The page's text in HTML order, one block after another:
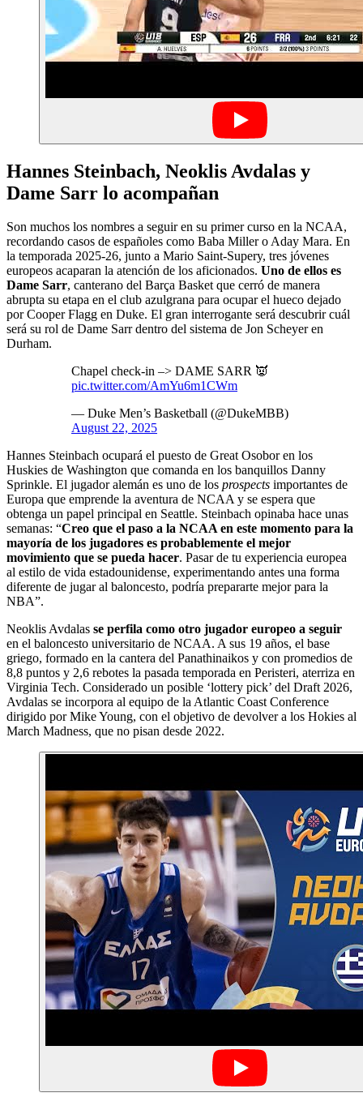
Hannes Steinbach, Neoklis Avdalas y
Dame Sarr lo acompañan
Son muchos los nombres a seguir en su primer curso en la NCAA,
recordando casos de españoles como Baba Miller o Aday Mara. En
la temporada 2025-26, junto a Mario Saint-Supery, tres jóvenes
europeos acaparan la atención de los aficionados. Uno de ellos es
Dame Sarr, canterano del Barça Basket que cerró de manera
abrupta su etapa en el club azulgrana para ocupar el hueco dejado
por Cooper Flagg en Duke. El gran interrogante será descubrir cuál
será su rol de Dame Sarr dentro del sistema de Jon Scheyer en
Durham.
Chapel check-in –> DAME SARR 👿
pic.twitter.com/AmYu6m1CWm
— Duke Men’s Basketball (@DukeMBB)
August 22, 2025
Hannes Steinbach ocupará el puesto de Great Osobor en los
Huskies de Washington que comanda en los banquillos Danny
Sprinkle. El jugador alemán es uno de los prospects importantes de
Europa que emprende la aventura de NCAA y se espera que
obtenga un papel principal en Seattle. Steinbach opinaba hace unas
semanas: “Creo que el paso a la NCAA en este momento para la
mayoría de los jugadores es probablemente el mejor
movimiento que se pueda hacer. Pasar de tu experiencia europea
al estilo de vida estadounidense, experimentando antes una forma
diferente de jugar al baloncesto, podría prepararte mejor para la
NBA”.
Neoklis Avdalas se perfila como otro jugador europeo a seguir
en el baloncesto universitario de NCAA. A sus 19 años, el base
griego, formado en la cantera del Panathinaikos y con promedios de
8,8 puntos y 2,6 rebotes la pasada temporada en Peristeri, aterriza en
Virginia Tech. Considerado un posible ‘lottery pick’ del Draft 2026,
Avdalas se incorpora al equipo de la Atlantic Coast Conference
dirigido por Mike Young, con el objetivo de devolver a los Hokies al
March Madness, que no pisan desde 2022.